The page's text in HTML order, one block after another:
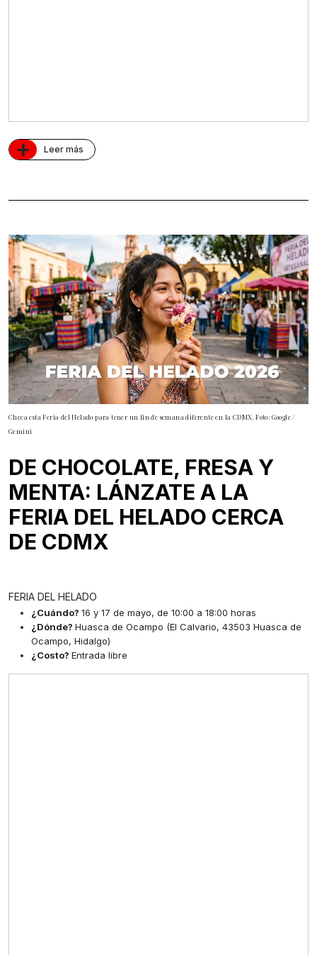
+ Leer más
Checa esta Feria del Helado para tener un fin de semana diferente en la CDMX. Foto: Google /
Gemini
DE CHOCOLATE, FRESA Y
MENTA: LÁNZATE A LA
FERIA DEL HELADO CERCA
DE CDMX
FERIA DEL HELADO
¿Cuándo? 16 y 17 de mayo, de 10:00 a 18:00 horas
¿Dónde? Huasca de Ocampo (El Calvario, 43503 Huasca de
Ocampo, Hidalgo)
¿Costo? Entrada libre